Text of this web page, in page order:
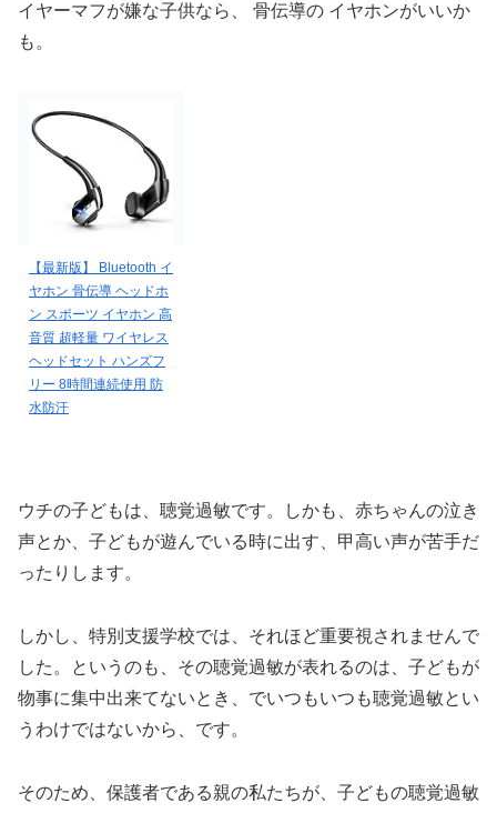
イヤーマフが嫌な子供なら、 骨伝導の イヤホンがいいか
も。
【最新版】 Bluetooth イ
ヤホン 骨伝導 ヘッドホ
ン スポーツ イヤホン 高
音質 超軽量 ワイヤレス
ヘッドセット ハンズフ
リー 8時間連続使用 防
水防汗
ウチの子どもは、聴覚過敏です。しかも、赤ちゃんの泣き
声とか、子どもが遊んでいる時に出す、甲高い声が苦手だ
ったりします。
しかし、特別支援学校では、それほど重要視されませんで
した。というのも、その聴覚過敏が表れるのは、子どもが
物事に集中出来てないとき、でいつもいつも聴覚過敏とい
うわけではないから、です。
そのため、保護者である親の私たちが、子どもの聴覚過敏